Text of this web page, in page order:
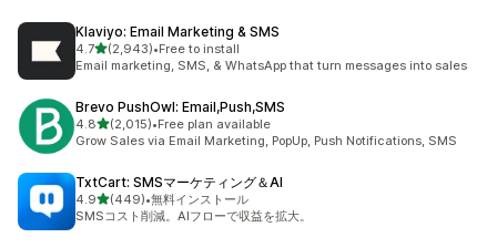
Klaviyo: Email Marketing & SMS
4.75つ星中
(2,943)
合計レビュー数：2943件
•Free to install
Email marketing, SMS, & WhatsApp that turn messages into sales
Brevo PushOwl: Email,Push,SMS
4.85つ星中
(2,015)
合計レビュー数：2015件
•Free plan available
Grow Sales via Email Marketing, PopUp, Push Notifications, SMS
TxtCart: SMSマーケティング＆AI
4.95つ星中
(449)
合計レビュー数：449件
•無料インストール
SMSコスト削減。AIフローで収益を拡大。